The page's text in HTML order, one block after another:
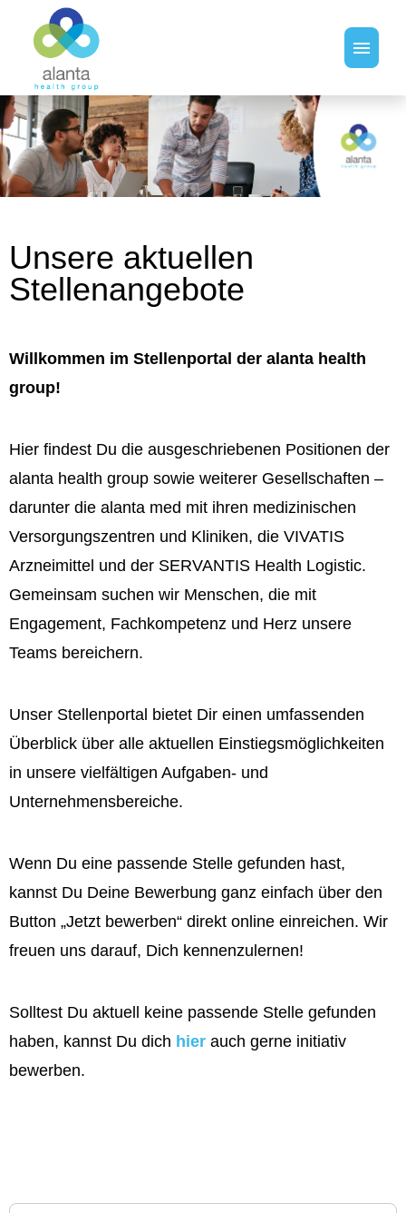
Stellenangebote
Unsere aktuellen
Stellenangebote
Willkommen im Stellenportal der alanta health
group!
Hier findest Du die ausgeschriebenen Positionen der
alanta health group sowie weiterer Gesellschaften –
darunter die alanta med mit ihren medizinischen
Versorgungszentren und Kliniken, die VIVATIS
Arzneimittel und der SERVANTIS Health Logistic.
Gemeinsam suchen wir Menschen, die mit
Engagement, Fachkompetenz und Herz unsere
Teams bereichern.
Unser Stellenportal bietet Dir einen umfassenden
Überblick über alle aktuellen Einstiegsmöglichkeiten
in unsere vielfältigen Aufgaben- und
Unternehmensbereiche.
Wenn Du eine passende Stelle gefunden hast,
kannst Du Deine Bewerbung ganz einfach über den
Button „Jetzt bewerben“ direkt online einreichen. Wir
freuen uns darauf, Dich kennenzulernen!
Solltest Du aktuell keine passende Stelle gefunden
haben, kannst Du dich hier auch gerne initiativ
bewerben.